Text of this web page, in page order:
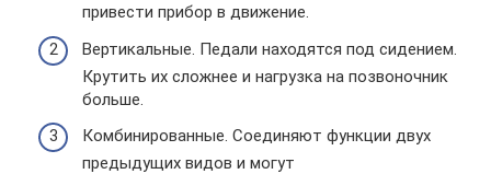
привести прибор в движение.
Вертикальные. Педали находятся под сидением.
Крутить их сложнее и нагрузка на позвоночник
больше.
Комбинированные. Соединяют функции двух
предыдущих видов и могут